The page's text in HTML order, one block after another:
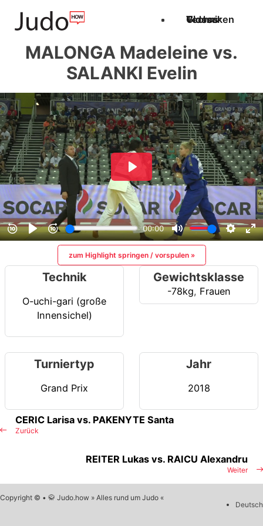
Techniken
Videos
Glossar
MALONGA Madeleine vs.
SALANKI Evelin
zum Highlight springen / vorspulen »
Technik
O-uchi-gari (große
Innensichel)
Gewichtsklasse
-78kg, Frauen
Turniertyp
Grand Prix
Jahr
2018
Zurück
CERIC Larisa vs. PAKENYTE Santa
Weiter
REITER Lukas vs. RAICU Alexandru
Copyright © • 🥋 Judo.how » Alles rund um Judo «
Deutsch